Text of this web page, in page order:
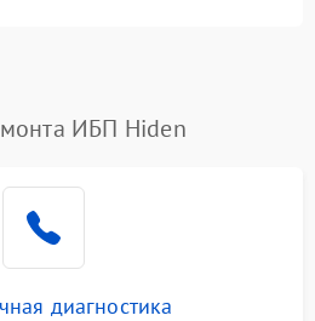
ИБП Hiden
диагностика